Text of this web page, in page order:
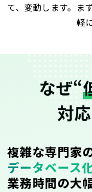
て、変動します。 ま
軽
なぜ“
対
複雑な専門家
データベース
業務時間の大